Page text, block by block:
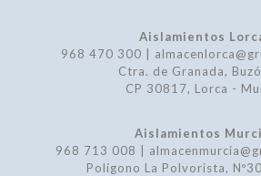
Aislamientos
968 470 300 |
Ctra. de Granada,
CP 30817, Lorca -
Aislamientos
968 713 008 |
Polígono La Polvorista,